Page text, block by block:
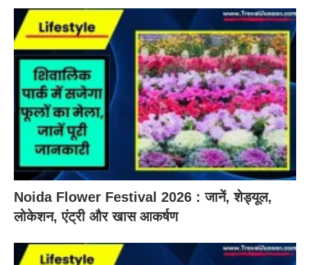
Noida Flower Festival 2026 : जानें, शेड्यूल,
लोकेशन, एंट्री और खास आकर्षण